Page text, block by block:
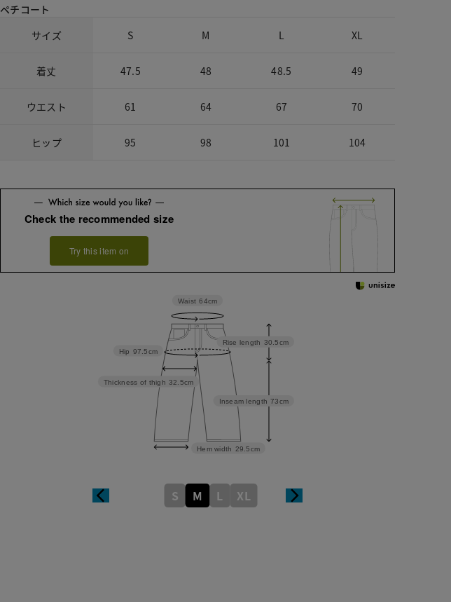
ペチコート
サイズ
S M L XL
着丈 47.5 48 48.5 49
ウエスト 61 64 67 70
ヒップ 95 98 101 104
Check the recommended size
Try this item on
Inseam length 73cm
Rise length 30.5cm
Hem width 29.5cm
Thickness of thigh 32.5cm
Hip 97.5cm
Waist 64cm
S M L XL